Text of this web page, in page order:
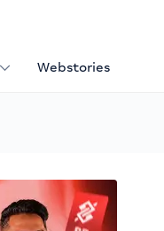
Webstories